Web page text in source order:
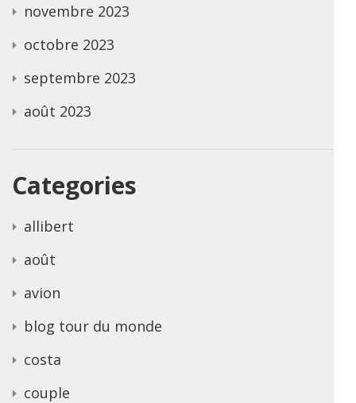
novembre 2023
octobre 2023
septembre 2023
août 2023
Categories
allibert
août
avion
blog tour du monde
costa
couple